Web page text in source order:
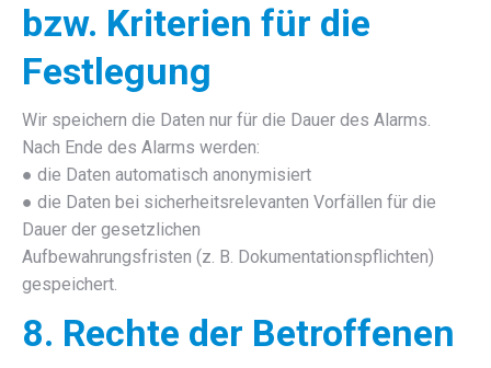
bzw. Kriterien für die
Festlegung
Wir speichern die Daten nur für die Dauer des Alarms.
Nach Ende des Alarms werden:
● die Daten automatisch anonymisiert
● die Daten bei sicherheitsrelevanten Vorfällen für die
Dauer der gesetzlichen
Aufbewahrungsfristen (z. B. Dokumentationspflichten)
gespeichert.
8. Rechte der Betroffenen